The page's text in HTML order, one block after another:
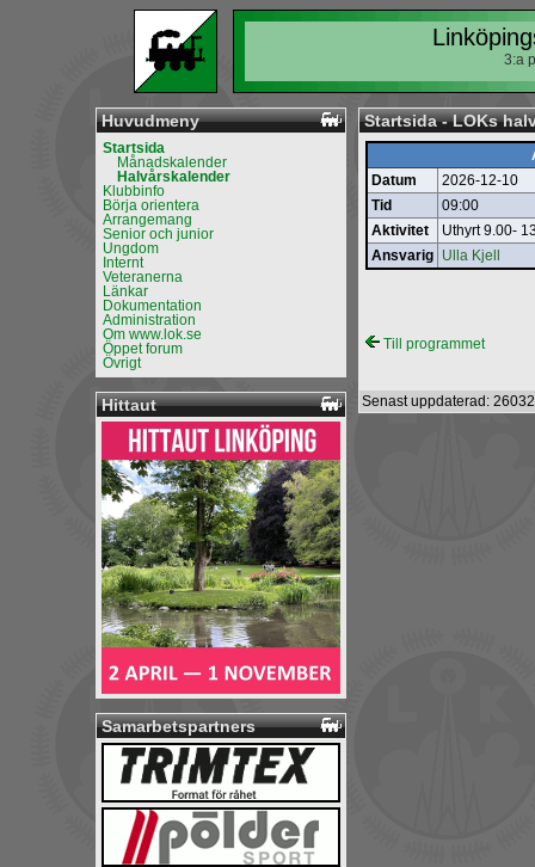
3:a
Huvudmeny
Startsida
Månadskalender
Halvårskalender
Klubbinfo
Börja orientera
Arrangemang
Senior och junior
Ungdom
Internt
Veteranerna
Länkar
Dokumentation
Administration
Om www.lok.se
Öppet forum
Övrigt
Hittaut
Samarbetspartners
Startsida - LOKs
Datum
2026-12-10
Tid
09:00
Aktivitet
Uthyrt 9.00-
Ansvarig Ulla Kjell
Till programmet
Senast uppdaterad: